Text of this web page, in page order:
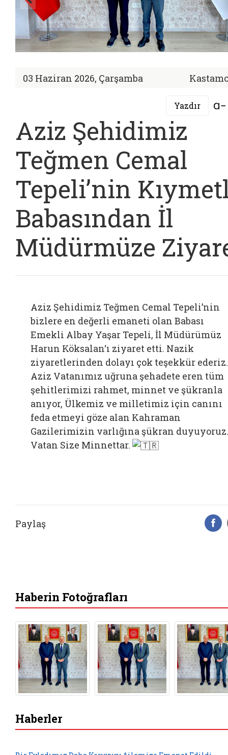
03 Haziran 2026, Çarşamba
Yazdır
Aziz Şehidimiz
Teğmen Cemal
Tepeli’nin
Babasından İl
Müdürmüze
Aziz Şehidimiz Teğmen Cemal Tepeli’nin
bizlere en değerli emaneti olan Babası
Emekli Albay Yaşar Tepeli, İl Müdürümüz
Harun Köksalan‘ı ziyaret etti. Nazik
ziyaretlerinden dolayı çok teşekkür ederiz.
Aziz Vatanımız uğruna şehadete eren tüm
şehitlerimizi rahmet, minnet ve şükranla
anıyor, Ülkemiz ve milletimiz için canını
feda etmeyi göze alan Kahraman
Gazilerimizin varlığına şükran duyuyoruz.
Vatan Size Minnettar.
Paylaş
Haberin Fotoğrafları
Haberler